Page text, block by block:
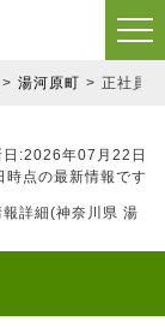
湯河原町 正社員
日:2026年07月22日
点の最新情報です
詳細(神奈川県 湯